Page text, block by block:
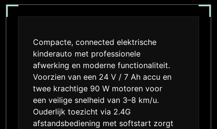
Compacte, connected elektrische
kinderauto met professionele
afwerking en moderne functionaliteit.
Voorzien van een 24 V / 7 Ah accu en
twee krachtige 90 W motoren voor
een veilige snelheid van 3–8 km/u.
Ouderlijk toezicht via 2.4G
afstandsbediening met softstart zorgt